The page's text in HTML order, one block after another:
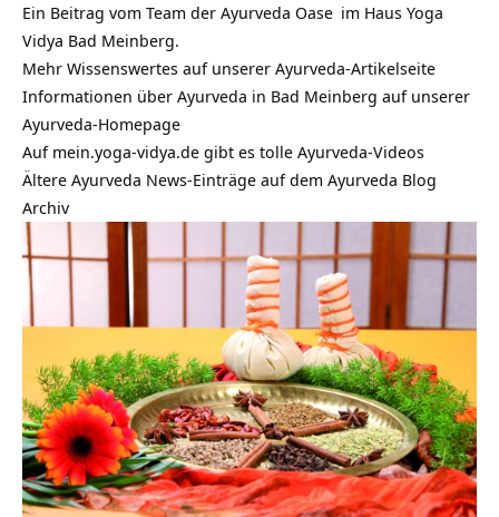
Ein Beitrag vom Team der Ayurveda Oase im Haus Yoga
Vidya Bad Meinberg.
Mehr Wissenswertes auf unserer Ayurveda-Artikelseite
Informationen über Ayurveda in Bad Meinberg auf unserer
Ayurveda-Homepage
Auf mein.yoga-vidya.de gibt es tolle Ayurveda-Videos
Ältere Ayurveda News-Einträge auf dem Ayurveda Blog
Archiv